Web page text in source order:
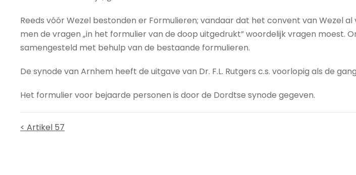
Reeds vóór Wezel bestonden er Formulieren; vandaar dat het convent van Wezel
men de vragen „in het formulier van de doop uitgedrukt” woordelijk vragen moest.
samengesteld met behulp van de bestaande formulieren.
De synode van Arnhem heeft de uitgave van Dr. F.L. Rutgers c.s. voorlopig als de
Het formulier voor bejaarde personen is door de Dordtse synode gegeven.
< Artikel 57